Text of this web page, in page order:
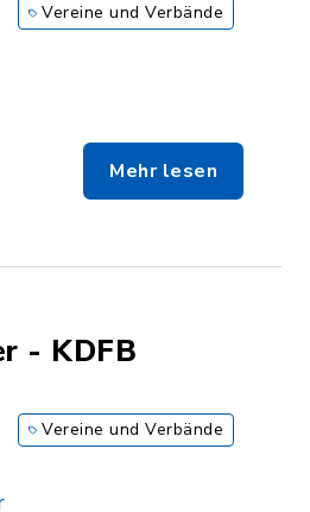
Vereine und Verbände
Mehr lesen
- KDFB
Vereine und Verbände